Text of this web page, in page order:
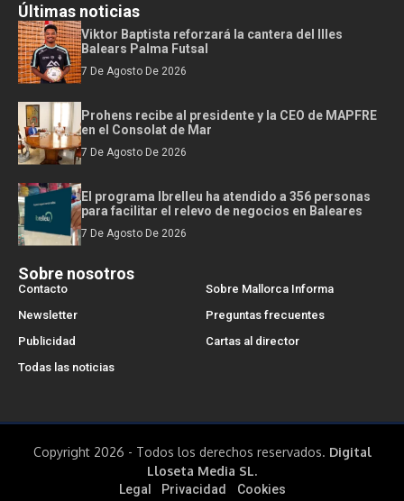
Últimas noticias
Viktor Baptista reforzará la cantera del Illes
Balears Palma Futsal
7 De Agosto De 2026
Prohens recibe al presidente y la CEO de MAPFRE
en el Consolat de Mar
7 De Agosto De 2026
El programa Ibrelleu ha atendido a 356 personas
para facilitar el relevo de negocios en Baleares
7 De Agosto De 2026
Sobre nosotros
Contacto
Sobre Mallorca Informa
Newsletter
Preguntas frecuentes
Publicidad
Cartas al director
Todas las noticias
Copyright 2026 - Todos los derechos reservados. Digital
Lloseta Media SL.
Legal Privacidad Cookies